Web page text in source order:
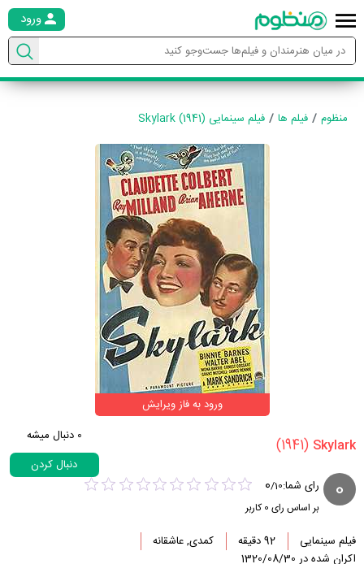
ورود
منظوم فیلم ها فیلم سینمایی Skylark (1941)
ورود به فاز ویرایش
(1941)
0 دنبال میشه
دنبال کردن
0 رای شما: 0/10
بر اساس رای 0کاربر
فیلم سینمایی 92 دقیقه
کمدی, عاشقانه
اکران شده در 1320/08/30